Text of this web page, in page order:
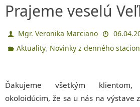
Prajeme veselú
Mgr. Veronika Marciano
Aktuality, Novinky z denného
Ďakujeme všetkým klientom,
okoloidúcim, že sa u nás na výstave